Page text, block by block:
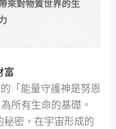
富
「能量守護神是努恩
所有生命的基礎。
密，在宇宙形成的